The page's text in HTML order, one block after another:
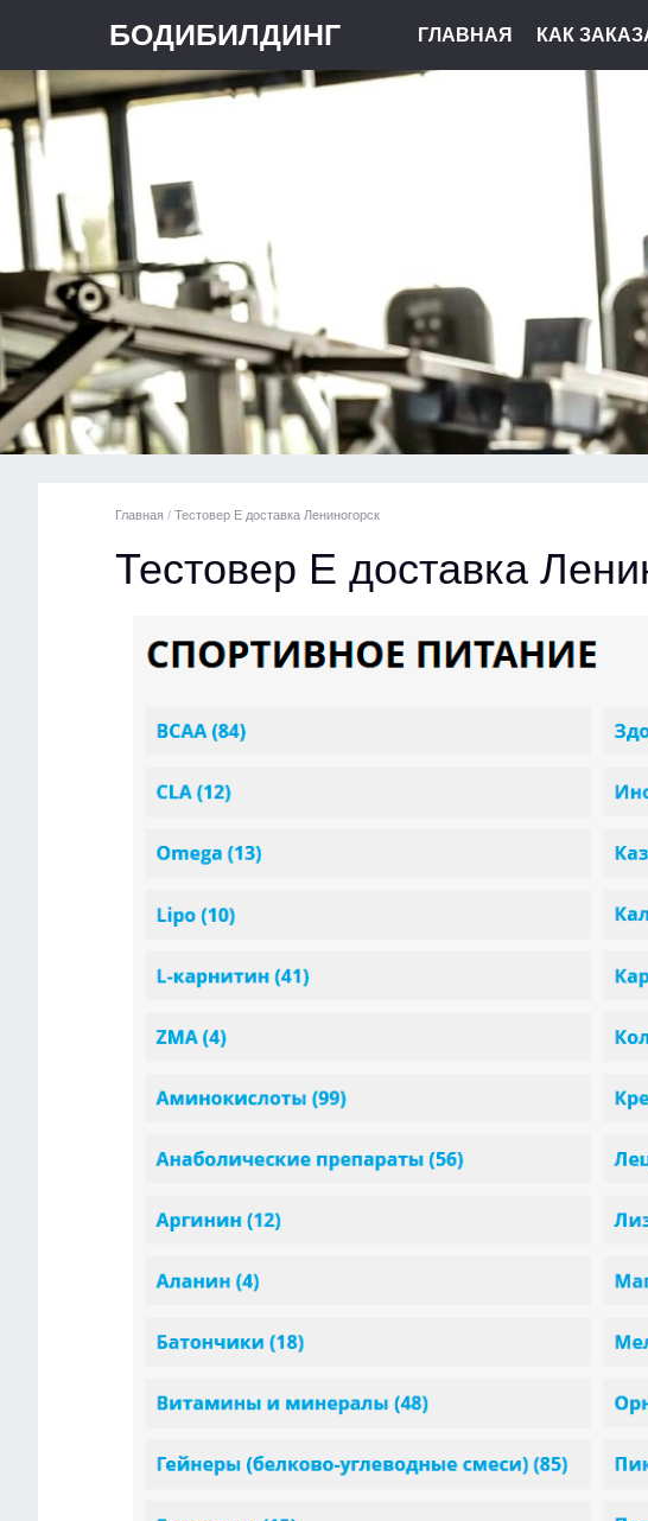
БОДИБИЛДИНГ ГЛАВНАЯ КАК
Главная / Тестовер Е доставка Лениногорск
Тестовер Е доставка